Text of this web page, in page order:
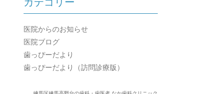
イ
ブ
カテゴリー
医院からのお知らせ
医院ブログ
歯っぴーだより
歯っぴーだより（訪問診療版）